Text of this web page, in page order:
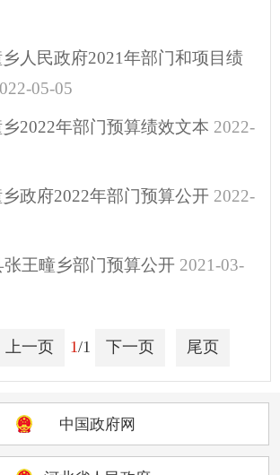
人民政府2021年部门和项目绩
05-05
2022年部门预算绩效文本 2022-
政府2022年部门预算公开 2022-
张王疃乡部门预算公开 2021-03-
上一页 1/1 下一页 尾页
中国政府网